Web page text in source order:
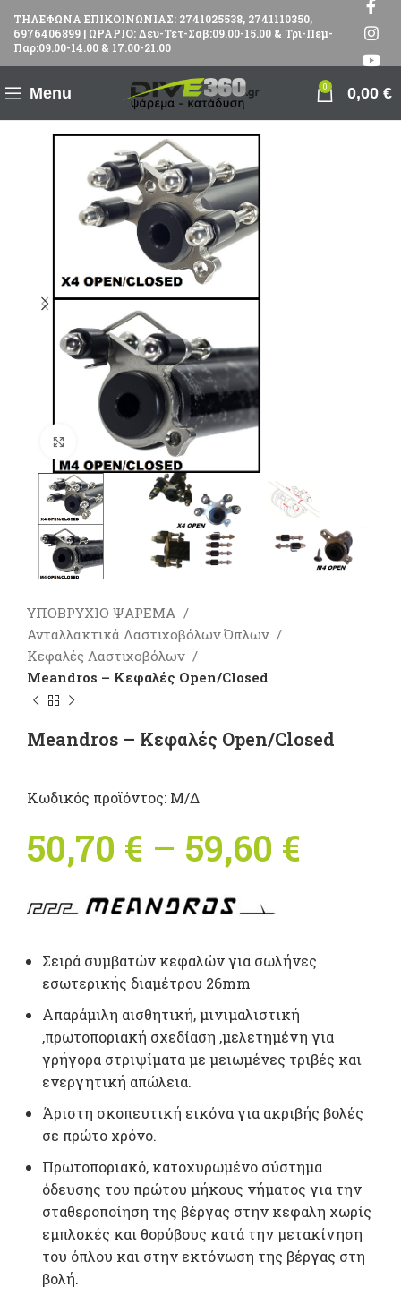
ΤΗΛΕΦΩΝΑ ΕΠΙΚΟΙΝΩΝΙΑΣ: 2741025538, 2741110350,
6976406899 | ΩΡΑΡΙΟ: Δευ-Τετ-Σαβ:09.00-15.00 & Τρι-Πεμ-
Παρ:09.00-14.00 & 17.00-21.00
Menu 0 0,00 €
Πατήστε για μεγέθυνση
ΥΠΟΒΡΥΧΙΟ ΨΑΡΕΜΑ
Ανταλλακτικά Λαστιχοβόλων Όπλων
Κεφαλές Λαστιχοβόλων
Meandros – Κεφαλές Open/Closed
Meandros – Κεφαλές Open/Closed
Κωδικός προϊόντος: Μ/Δ
50,70 € – 59,60 €
Σειρά συμβατών κεφαλών για σωλήνες
εσωτερικής διαμέτρου 26mm
Aπαράμιλη αισθητική, μινιμαλιστική
,πρωτοποριακή σχεδίαση ,μελετημένη για
γρήγορα στριψίματα με μειωμένες τριβές και
ενεργητική απώλεια.
Άριστη σκοπευτική εικόνα για ακριβής βολές
σε πρώτο χρόνο.
Πρωτοποριακό, κατοχυρωμένο σύστημα
όδευσης του πρώτου μήκους νήματος για την
σταθεροποίηση της βέργας στην κεφαλη χωρίς
εμπλοκές και θορύβους κατά την μετακίνηση
του όπλου και στην εκτόνωση της βέργας στη
βολή.